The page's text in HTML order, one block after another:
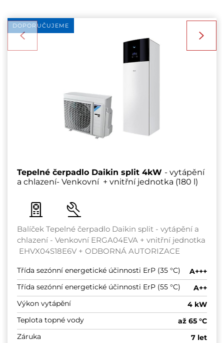
DOPORUČUJEME
Tepelné čerpadlo Daikin split 4kW - vytápění
a chlazení- Venkovní + vnitřní jednotka (180 l)
Balíček Tepelné čerpadlo Daikin split - vytápění a
chlazení - Venkovní ERGA04EVA + vnitřní jednotka
EHVX04S18E6V + ODBORNÁ AUTORIZACE
Třída sezónní energetické účinnosti ErP (35 °C)
A+++
Třída sezónní energetické účinnosti ErP (55 °C)
A++
Výkon vytápění
4 kW
Teplota topné vody
až 65 °C
Záruka
7 let